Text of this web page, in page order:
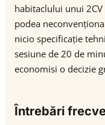
habitaclului unui
podea
nicio specificație
sesiune de 20 de
economisi o decizie
Întrebări